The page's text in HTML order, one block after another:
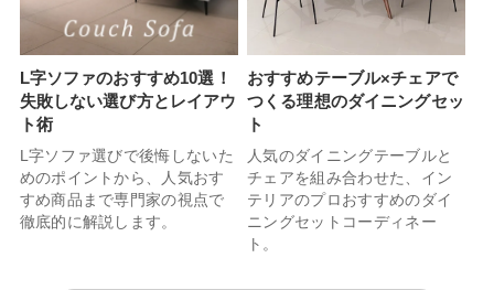
L字ソファのおすすめ10選！
失敗しない選び方とレイアウ
ト術
L字ソファ選びで後悔しないた
めのポイントから、人気おす
すめ商品まで専門家の視点で
徹底的に解説します。
おすすめテーブル×チェアで
つくる理想のダイニングセッ
ト
人気のダイニングテーブルと
チェアを組み合わせた、イン
テリアのプロおすすめのダイ
ニングセットコーディネー
ト。